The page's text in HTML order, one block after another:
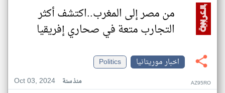
من مصر إلى المغرب..اكتشف أكثر
التجارب متعة في صحاري إفريقيا
اخبار موريتانيا
Politics
Oct 03, 2024
منذ سنة AZ95RO